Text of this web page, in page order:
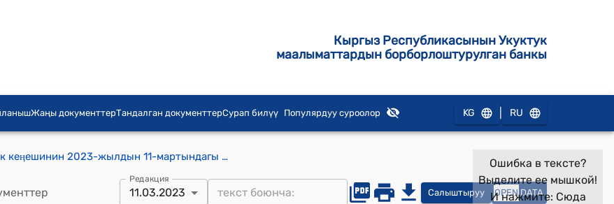
Кыргыз Республикасынын Укуктук
маалыматтардын борборлоштурулган банкы
Жаңы документтерТандалган документтерСурап билүү Популярдуу суроолор KG RU
Тогуз-Торо айыл аймагынын айылдык кеӊешинин 2023-жылдын 11-мартындагы № 20 "Тогуз-Торо райондук ветеринардык жана фитосанитардык коопсуздук боюнча башкармасынын кайрылуусу жөнүндө" токтому
Редакция
11.03.2023 Салыштыруу OPEN DATA
Ошибка в тексте?
Выделите ее мышкой!
И нажмите: Сюда